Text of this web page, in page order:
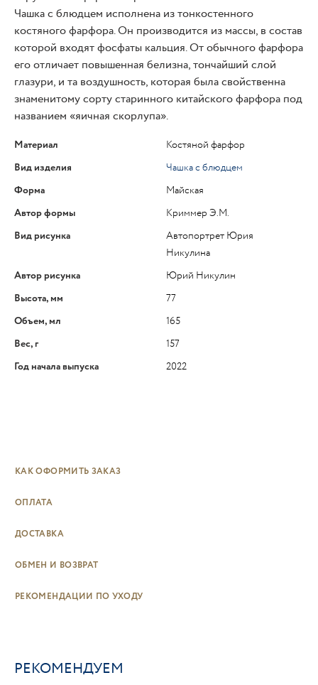
Чашка с блюдцем исполнена из тонкостенного
костяного фарфора. Он производится из массы, в состав
которой входят фосфаты кальция. От обычного фарфора
его отличает повышенная белизна, тончайший слой
глазури, и та воздушность, которая была свойственна
знаменитому сорту старинного китайского фарфора под
названием «яичная скорлупа».
Материал
Костяной фарфор
Вид изделия
Чашка с блюдцем
Форма
Майская
Автор формы
Криммер Э.М.
Вид рисунка
Автопортрет Юрия
Никулина
Автор рисунка
Юрий Никулин
Высота, мм
77
Объем, мл
165
Вес, г
157
Год начала выпуска
2022
КАК ОФОРМИТЬ ЗАКАЗ
ОПЛАТА
ДОСТАВКА
ОБМЕН И ВОЗВРАТ
РЕКОМЕНДАЦИИ ПО УХОДУ
РЕКОМЕНДУЕМ